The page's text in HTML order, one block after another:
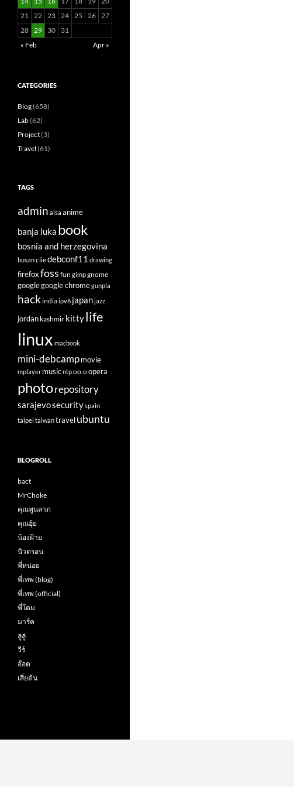
21 22 23 24 25 26 27
28 29 30
31
« Feb
Apr »
CATEGORIES
Blog(658)
Lab(62)
Project(3)
Travel (61)
TAGS
admin alsa anime
banja luka book
bosnia and herzegovina
busancliedebconf11 drawing
firefoxfoss fun gimpgnome
googlegoogle chromegunpla
hackindiaipv6 japanjazz
jordankashmir kittylife
linux macbook
mini-debcampmovie
mplayer musicntpoo.oopera
photorepository
sarajevosecurityspain
taipei taiwantravelubuntu
BLOGROLL
bact
MrChoke
คุณพูนลาภ
คุณฮุ้ย
น้องฝ้าย
นิวตรอน
พี่หน่อย
พี่เทพ (blog)
พี่เทพ (official)
พี่โดม
มาร์ค
ลูลู่
วีร์
อ๊อต
เสี่ยต้น